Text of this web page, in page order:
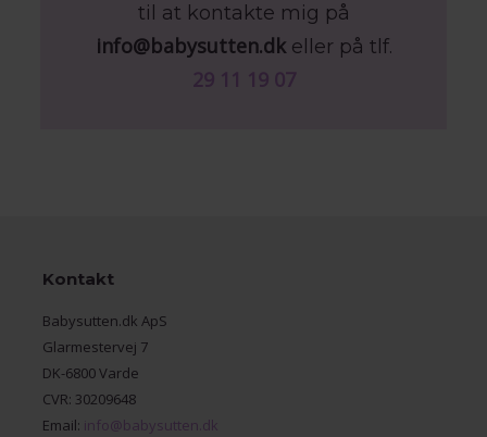
til at kontakte mig på
info@babysutten.dkeller på tlf.
29 11 19 07
Kontakt
Babysutten.dk ApS
Glarmestervej 7
DK-6800 Varde
CVR: 30209648
Email: info@babysutten.dk